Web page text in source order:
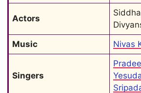
Actors
Music
Nivas
Singers